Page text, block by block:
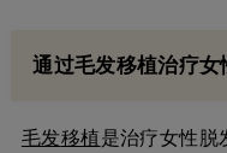
通过毛发移植治疗女
毛发移植是治疗女性脱